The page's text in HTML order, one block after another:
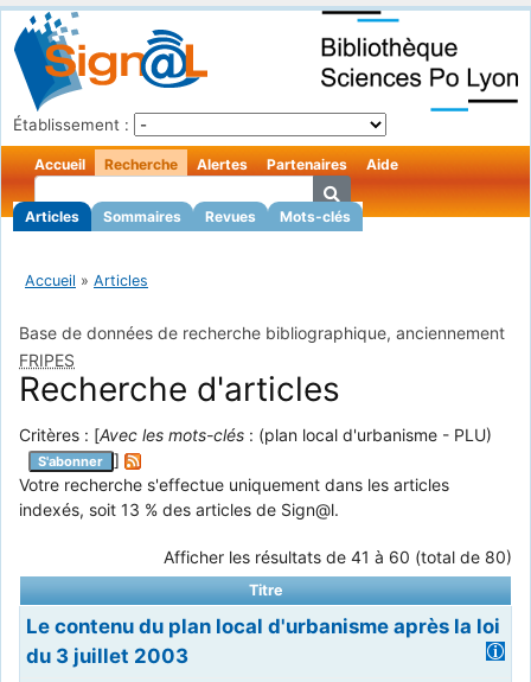
Établissement :
Accueil Recherche
Articles Sommaires Revues Mots-clés
Alertes Partenaires Aide
Accueil » Articles
Base de données de recherche bibliographique, anciennement
FRIPES
Recherche d'articles
Critères : [Avec les mots-clés : (plan local d'urbanisme - PLU)
S'abonner
]
Votre recherche s'effectue uniquement dans les articles
indexés, soit 13 % des articles de Sign@l.
Afficher les résultats de 41 à 60 (total de 80)
Titre
Le contenu du plan local d'urbanisme après la loi
du 3 juillet 2003